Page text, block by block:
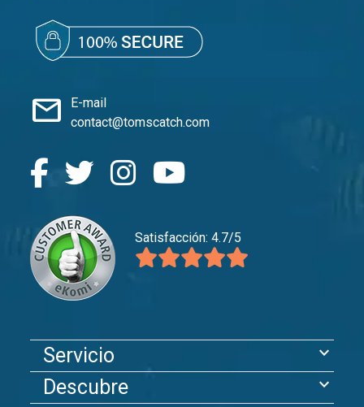
mail
E-mail
contact@tomscatch.com
Satisfacción: 4.7/5
Servicio expand_more
Descubre expand_more